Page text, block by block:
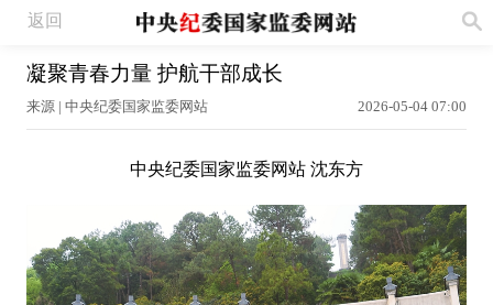
返回
凝聚青春力量 护航干部成长
来源 | 中央纪委国家监委网站 2026-05-04 07:00
中央纪委国家监委网站 沈东方